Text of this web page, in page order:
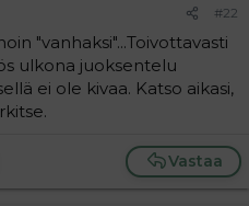
#22
"vanhaksi"...Toivottavasti
ulkona juoksentelu
ei ole kivaa. Katso aikasi,
Vastaa